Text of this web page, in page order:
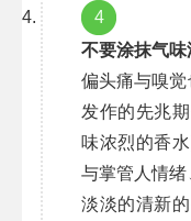
4
不要涂抹气
偏头痛与嗅
发作的先兆
味浓烈的香
与掌管人情绪
淡淡的清新